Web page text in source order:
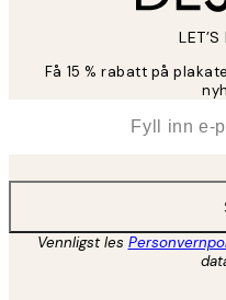
LET’S
Få 15 % rabatt på
Vennligst les